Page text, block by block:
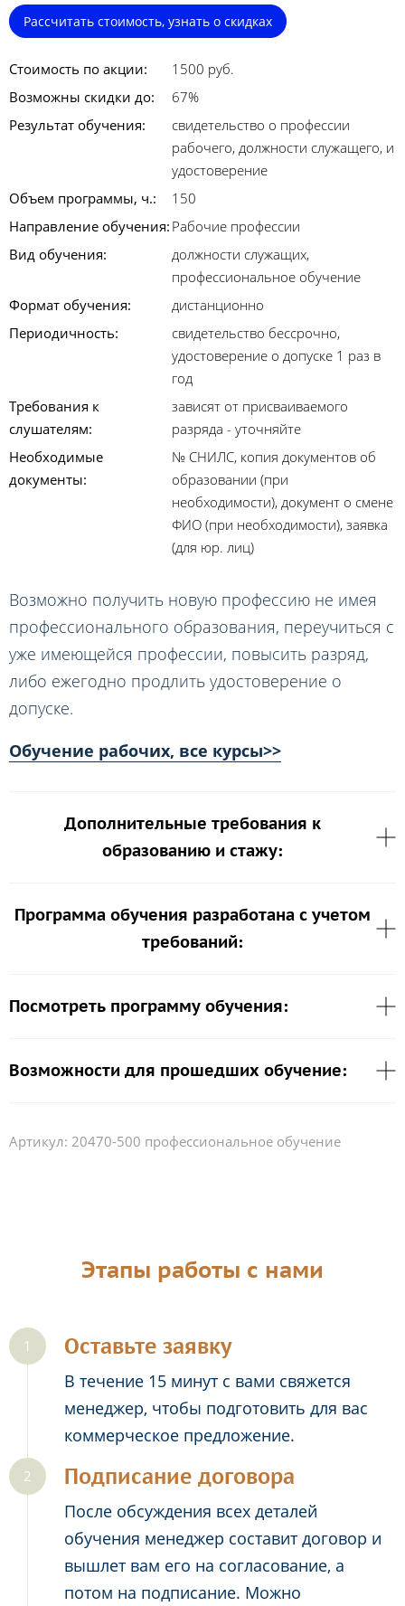
Рассчитать стоимость, узнать о скидках
Стоимость по акции:
1500 руб.
Возможны скидки до:
67%
Результат обучения:
свидетельство о профессии
рабочего, должности служащего, и
удостоверение
Объем программы, ч.:
150
Направление обучения: Рабочие профессии
Вид обучения:
должности служащих,
профессиональное обучение
Формат обучения:
дистанционно
Периодичность:
свидетельство бессрочно,
удостоверение о допуске 1 раз в
год
Требования к
слушателям:
зависят от присваиваемого
разряда - уточняйте
Необходимые
документы:
№ СНИЛС, копия документов об
образовании (при
необходимости), документ о смене
ФИО (при необходимости), заявка
(для юр. лиц)
Возможно получить новую профессию не имея
профессионального образования, переучиться с
уже имеющейся профессии, повысить разряд,
либо ежегодно продлить удостоверение о
допуске.
Обучение рабочих, все курсы>>
Дополнительные требования к
образованию и стажу:
Программа обучения разработана с учетом
требований:
Посмотреть программу обучения:
Возможности для прошедших обучение:
Артикул: 20470-500 профессиональное обучение
Этапы работы с нами
Оставьте заявку
В течение 15 минут с вами свяжется
менеджер, чтобы подготовить для вас
коммерческое предложение.
Подписание договора
После обсуждения всех деталей
обучения менеджер составит договор и
вышлет вам его на согласование, а
потом на подписание. Можно